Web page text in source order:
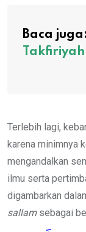
Baca
Takfiriyah
Terlebih lagi,
karena minimnya
mengandalkan
ilmu serta
digambarkan
sallamsebagai